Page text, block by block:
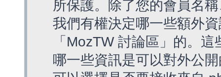
所保護。除了您的會員名
我們有權決定哪一些額外
「MozTW 討論區」的。
哪一些資訊是可以對外公